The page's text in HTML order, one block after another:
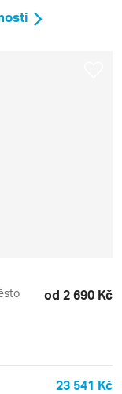
od 2 690 Kč
23 541 Kč